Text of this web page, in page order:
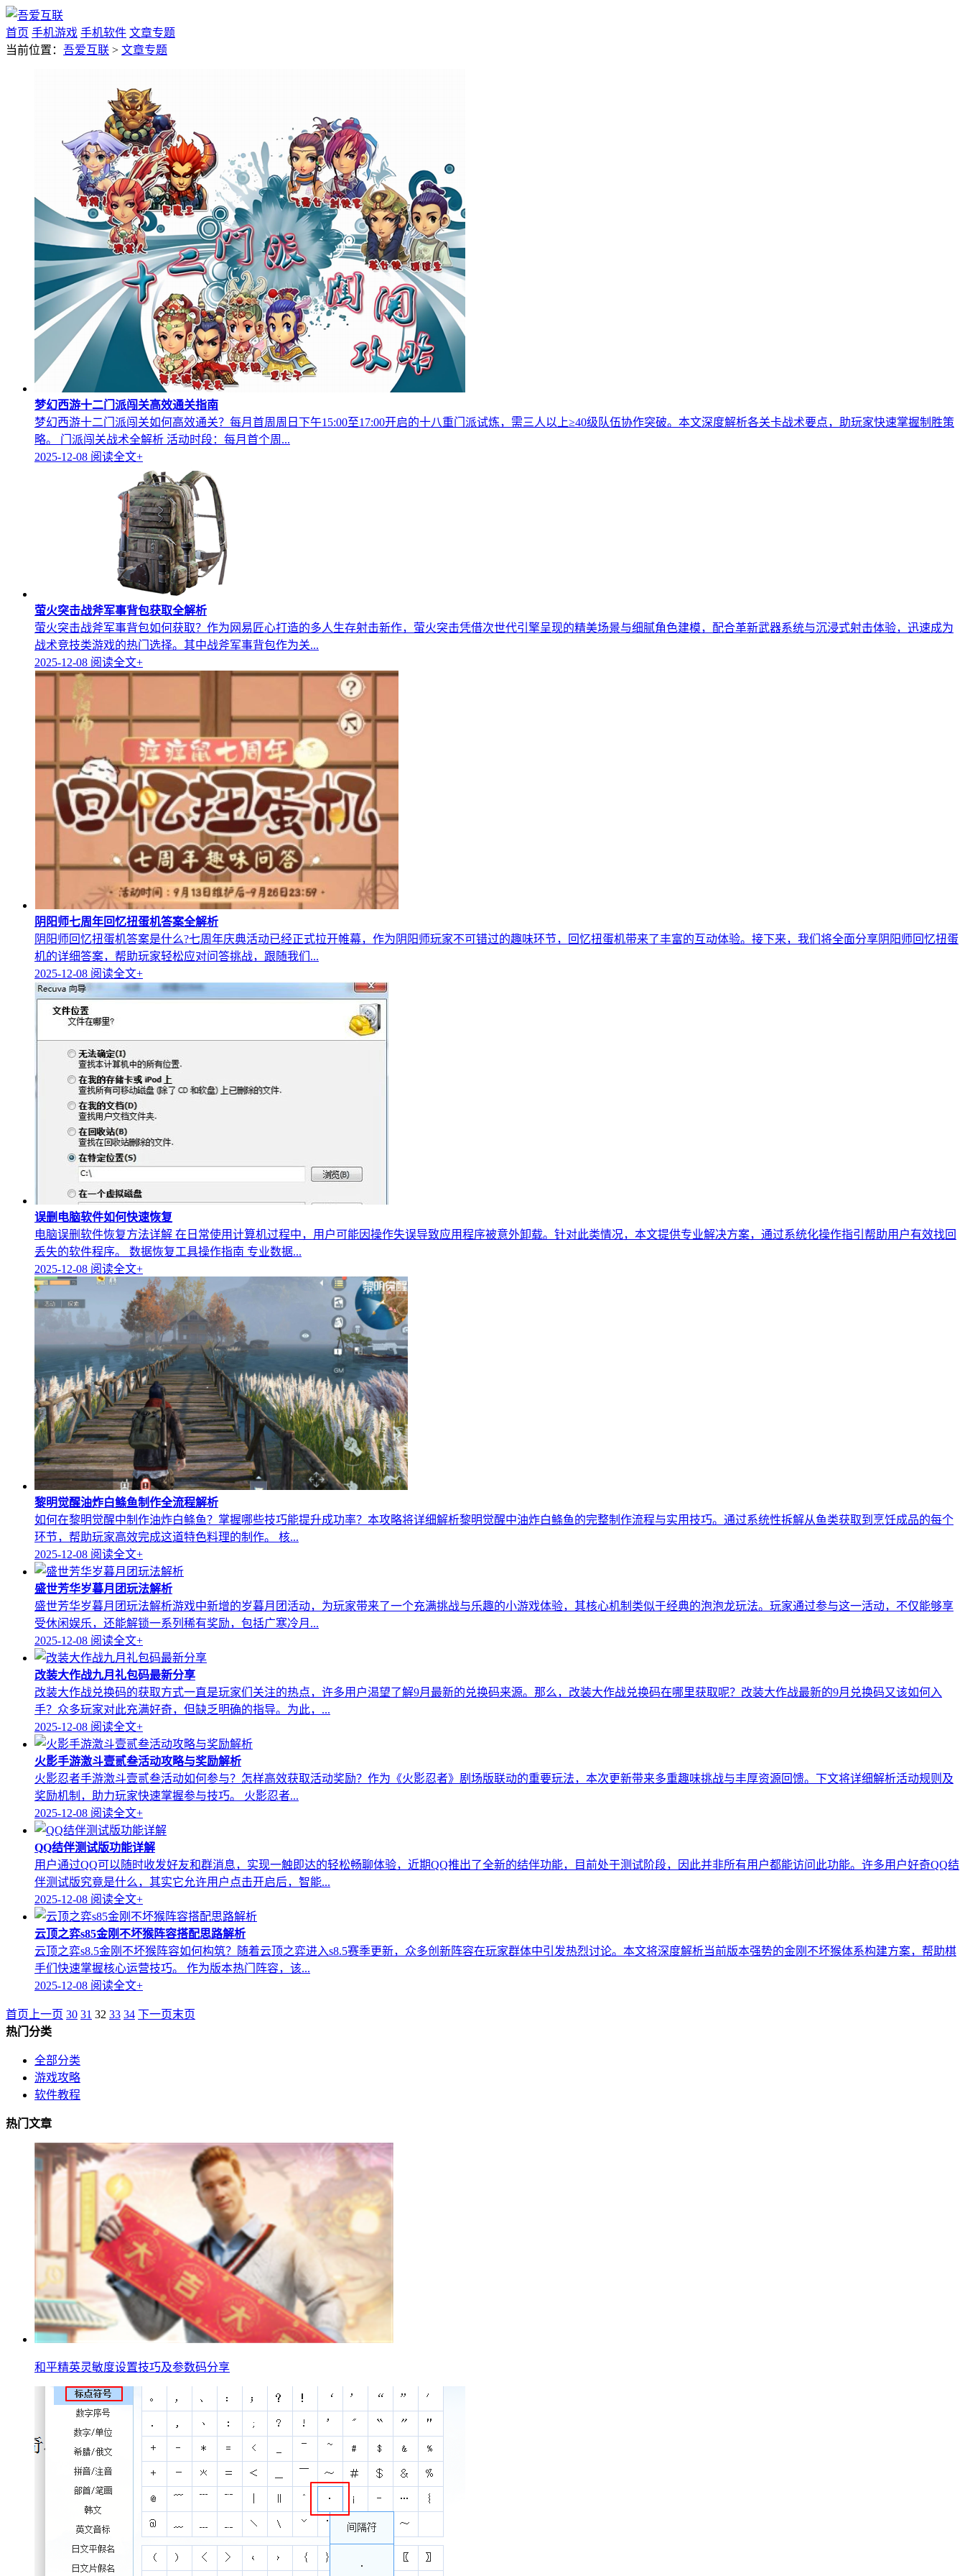
首页 手机游戏 手机软件 文章专题
当前位置： 吾爱互联 > 文章专题
梦幻西游十二门派闯关高效通关指南
梦幻西游十二门派闯关如何高效通关？每月首周周日下午15:00至17:00开启的十八重门派试炼，需三人以上≥40级队伍协作突破。本文深度解析各关卡战术要点，助玩家快速掌握制胜策
略。 门派闯关战术全解析 活动时段：每月首个周...
2025-12-08 阅读全文+
萤火突击战斧军事背包获取全解析
萤火突击战斧军事背包如何获取？作为网易匠心打造的多人生存射击新作，萤火突击凭借次世代引擎呈现的精美场景与细腻角色建模，配合革新武器系统与沉浸式射击体验，迅速成为
战术竞技类游戏的热门选择。其中战斧军事背包作为关...
2025-12-08 阅读全文+
阴阳师七周年回忆扭蛋机答案全解析
阴阳师回忆扭蛋机答案是什么?七周年庆典活动已经正式拉开帷幕，作为阴阳师玩家不可错过的趣味环节，回忆扭蛋机带来了丰富的互动体验。接下来，我们将全面分享阴阳师回忆扭蛋
机的详细答案，帮助玩家轻松应对问答挑战，跟随我们...
2025-12-08 阅读全文+
误删电脑软件如何快速恢复
电脑误删软件恢复方法详解 在日常使用计算机过程中，用户可能因操作失误导致应用程序被意外卸载。针对此类情况，本文提供专业解决方案，通过系统化操作指引帮助用户有效找回
丢失的软件程序。 数据恢复工具操作指南 专业数据...
2025-12-08 阅读全文+
黎明觉醒油炸白鲦鱼制作全流程解析
如何在黎明觉醒中制作油炸白鲦鱼？掌握哪些技巧能提升成功率？本攻略将详细解析黎明觉醒中油炸白鲦鱼的完整制作流程与实用技巧。通过系统性拆解从鱼类获取到烹饪成品的每个
环节，帮助玩家高效完成这道特色料理的制作。 核...
2025-12-08 阅读全文+
盛世芳华岁暮月团玩法解析
盛世芳华岁暮月团玩法解析游戏中新增的岁暮月团活动，为玩家带来了一个充满挑战与乐趣的小游戏体验，其核心机制类似于经典的泡泡龙玩法。玩家通过参与这一活动，不仅能够享
受休闲娱乐，还能解锁一系列稀有奖励，包括广寒冷月...
2025-12-08 阅读全文+
改装大作战九月礼包码最新分享
改装大作战兑换码的获取方式一直是玩家们关注的热点，许多用户渴望了解9月最新的兑换码来源。那么，改装大作战兑换码在哪里获取呢？改装大作战最新的9月兑换码又该如何入
手？众多玩家对此充满好奇，但缺乏明确的指导。为此，...
2025-12-08 阅读全文+
火影手游激斗壹贰叁活动攻略与奖励解析
火影忍者手游激斗壹贰叁活动如何参与？怎样高效获取活动奖励？作为《火影忍者》剧场版联动的重要玩法，本次更新带来多重趣味挑战与丰厚资源回馈。下文将详细解析活动规则及
奖励机制，助力玩家快速掌握参与技巧。 火影忍者...
2025-12-08 阅读全文+
QQ结伴测试版功能详解
用户通过QQ可以随时收发好友和群消息，实现一触即达的轻松畅聊体验，近期QQ推出了全新的结伴功能，目前处于测试阶段，因此并非所有用户都能访问此功能。许多用户好奇QQ结
伴测试版究竟是什么，其实它允许用户点击开启后，智能...
2025-12-08 阅读全文+
云顶之弈s85金刚不坏猴阵容搭配思路解析
云顶之弈s8.5金刚不坏猴阵容如何构筑？随着云顶之弈进入s8.5赛季更新，众多创新阵容在玩家群体中引发热烈讨论。本文将深度解析当前版本强势的金刚不坏猴体系构建方案，帮助棋
手们快速掌握核心运营技巧。 作为版本热门阵容，该...
2025-12-08 阅读全文+
首页 上一页 30 31 32 33 34 下一页末页
热门分类
全部分类
游戏攻略
软件教程
热门文章
和平精英灵敏度设置技巧及参数码分享